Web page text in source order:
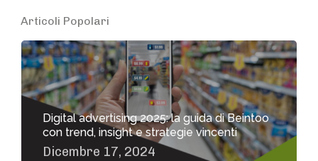
Articoli Popolari
Digital advertising 2025: la guida di Beintoo
con trend, insight e strategie vincenti
Dicembre 17, 2024